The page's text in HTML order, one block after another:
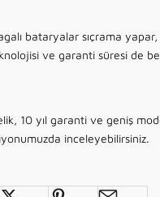
bataryalar sıçrama
ve garanti süresi de
10 yıl garanti ve geniş
inceleyebilirsiniz.